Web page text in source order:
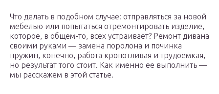
Что делать в подобном случае: отправляться за новой
мебелью или попытаться отремонтировать изделие,
которое, в общем-то, всех устраивает? Ремонт дивана
своими руками — замена поролона и починка
пружин, конечно, работа кропотливая и трудоемкая,
но результат того стоит. Как именно ее выполнить —
мы расскажем в этой статье.